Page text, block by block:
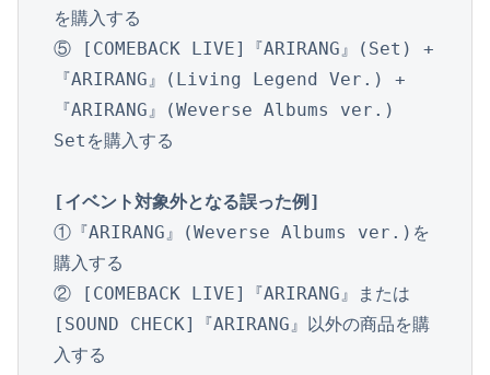
を購入する
⑤ [COMEBACK LIVE]『ARIRANG』(Set) +
『ARIRANG』(Living Legend Ver.) +
『ARIRANG』(Weverse Albums ver.)
Setを購入する
[イベント対象外となる誤った例]
①『ARIRANG』(Weverse Albums ver.)を
購入する
② [COMEBACK LIVE]『ARIRANG』または
[SOUND CHECK]『ARIRANG』以外の商品を購
入する